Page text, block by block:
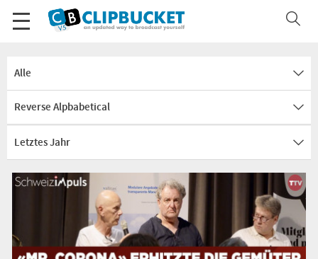
Alle
Reverse Alpbabetical
Letztes Jahr